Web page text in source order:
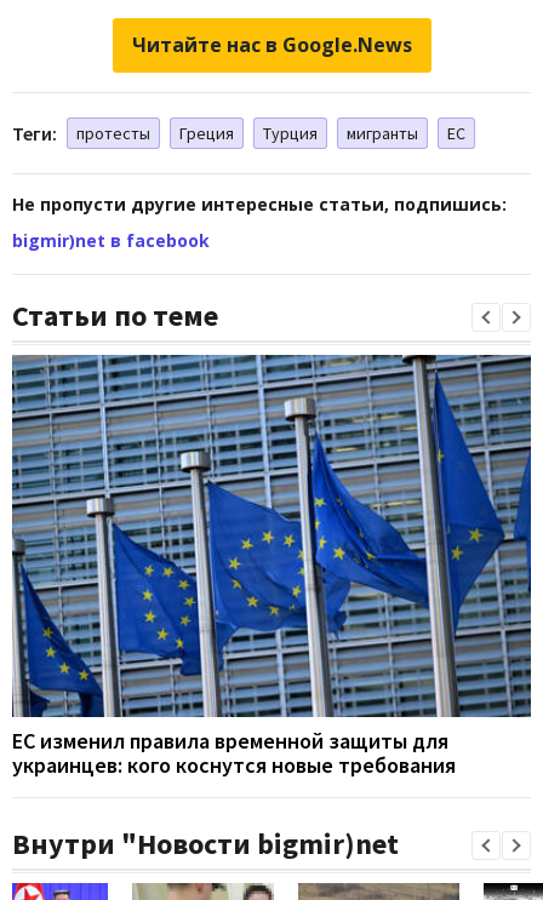
Читайте нас в Google.News
Теги: протесты Греция Турция мигранты ЕС
Не пропусти другие интересные статьи, подпишись:
bigmir)net в facebook
Статьи по теме
ЕС изменил правила временной защиты для
украинцев: кого коснутся новые требования
Внутри "Новости bigmir)net